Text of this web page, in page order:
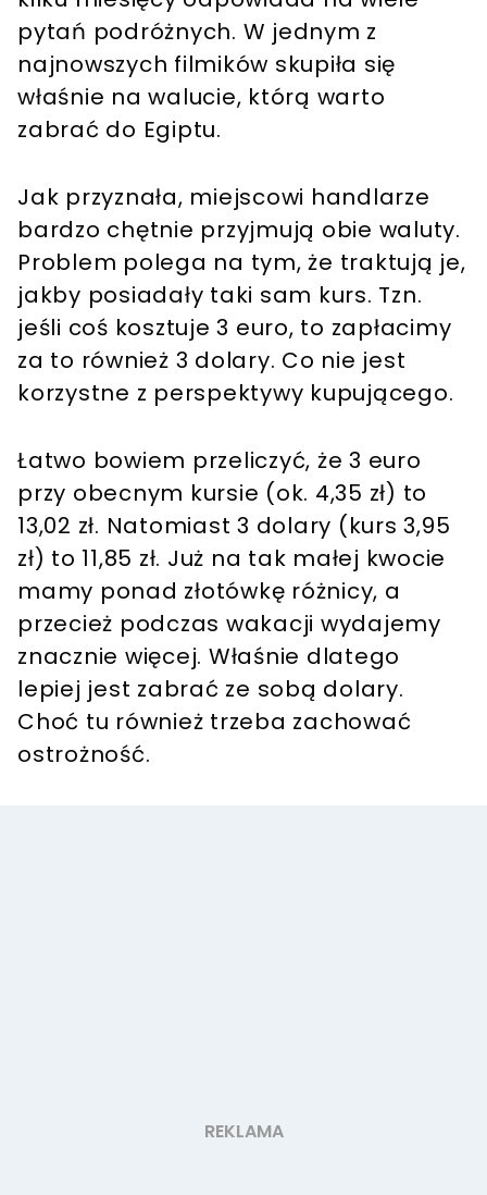
pytań podróżnych. W jednym z
najnowszych filmików skupiła się
właśnie na walucie, którą warto
zabrać do Egiptu.
Jak przyznała, miejscowi handlarze
bardzo chętnie przyjmują obie waluty.
Problem polega na tym, że traktują je,
jakby posiadały taki sam kurs. Tzn.
jeśli coś kosztuje 3 euro, to zapłacimy
za to również 3 dolary. Co nie jest
korzystne z perspektywy kupującego.
Łatwo bowiem przeliczyć, że 3 euro
przy obecnym kursie (ok. 4,35 zł) to
13,02 zł. Natomiast 3 dolary (kurs 3,95
zł) to 11,85 zł. Już na tak małej kwocie
mamy ponad złotówkę różnicy, a
przecież podczas wakacji wydajemy
znacznie więcej. Właśnie dlatego
lepiej jest zabrać ze sobą dolary.
Choć tu również trzeba zachować
ostrożność.